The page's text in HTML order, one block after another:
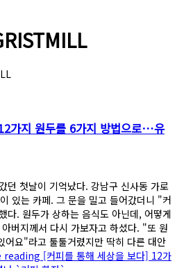
가지 원두를 6가지 방법으로…유
첫날이 기억났다. 강남구 신사동 가로
있는 카페. 그 문을 밀고 들어갔더니 "커
다. 원두가 상하는 음식도 아닌데, 어떻게
버지께서 다시 가보자고 하셨다. "또 원
어요"라고 툴툴거렸지만 딱히 다른 대안
reading [커피를 통해 세상을 보다] 12가